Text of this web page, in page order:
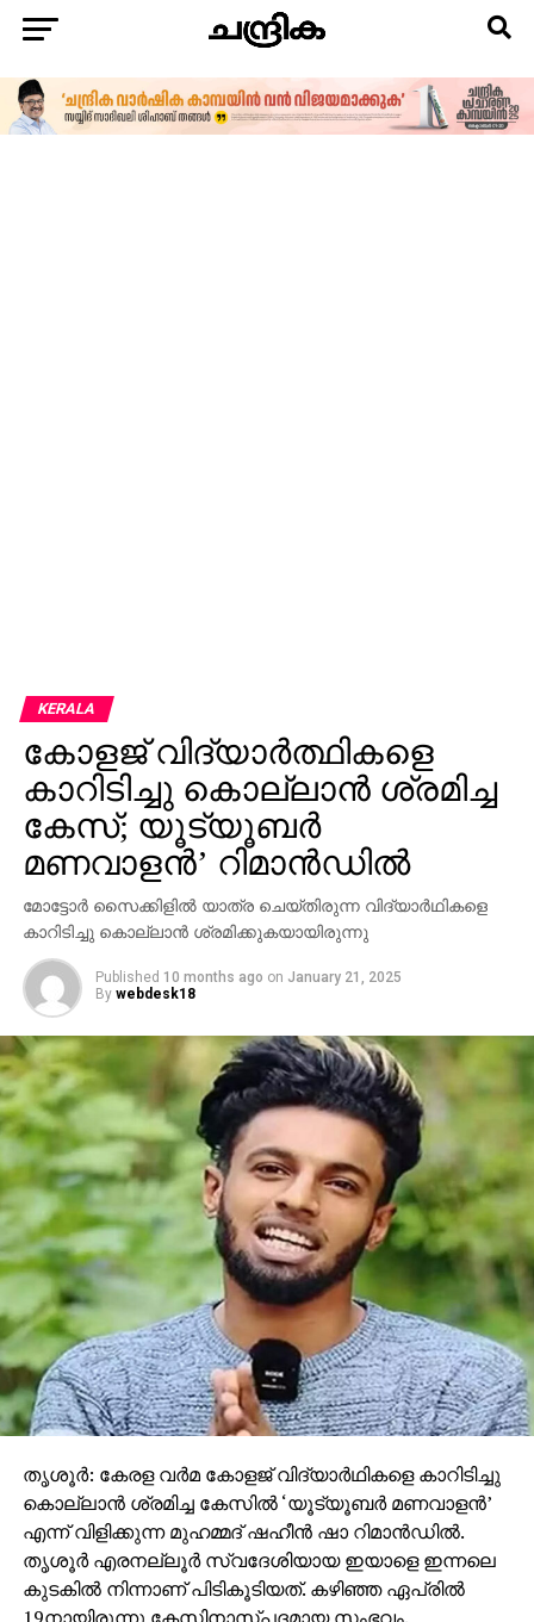
KERALA
കോളജ് വിദ്യാര്‍ത്ഥികളെ
കാറിടിച്ചു കൊല്ലാന്‍ ശ്രമിച്ച
കേസ്; യൂട്യൂബര്‍
മണവാളന്‍’ റിമാന്‍ഡില്‍
മോട്ടോര്‍ സൈക്കിളില്‍ യാത്ര ചെയ്തിരുന്ന വിദ്യാര്‍ഥികളെ
കാറിടിച്ചു കൊല്ലാന്‍ ശ്രമിക്കുകയായിരുന്നു
Published 10 months ago on January 21, 2025
By webdesk18
തൃശൂര്‍: കേരള വര്‍മ കോളജ് വിദ്യാര്‍ഥികളെ കാറിടിച്ചു
കൊല്ലാന്‍ ശ്രമിച്ച കേസില്‍ ‘യൂട്യൂബര്‍ മണവാളന്‍’
എന്ന് വിളിക്കുന്ന മുഹമ്മദ് ഷഹീന്‍ ഷാ റിമാന്‍ഡില്‍.
തൃശൂര്‍ എരനല്ലൂര്‍ സ്വദേശിയായ ഇയാളെ ഇന്നലെ
കുടകില്‍ നിന്നാണ് പിടികൂടിയത്. കഴിഞ്ഞ ഏപ്രില്‍